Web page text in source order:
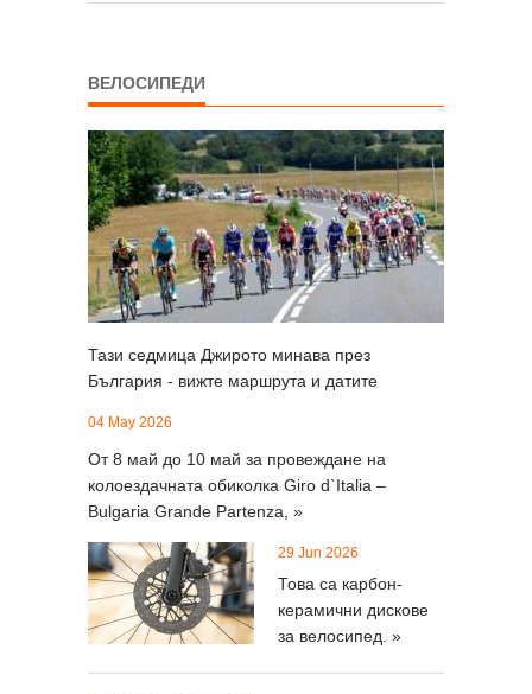
ВЕЛОСИПЕДИ
Тази седмица Джирото минава през
България - вижте маршрута и датите
04 May 2026
От 8 май до 10 май за провеждане на
колоездачната обиколка Giro d`Italia –
Bulgaria Grande Partenza, »
29 Jun 2026
Това са карбон-
керамични дискове
за велосипед. »